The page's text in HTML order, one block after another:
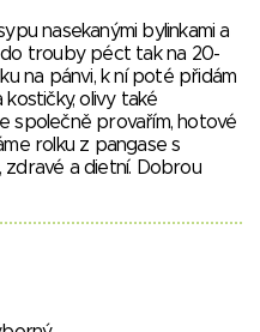
nasekanými bylinkami a
do trouby péct tak na 20-
na pánvi, k ní poté přidám
kostičky, olivy také
společně provařím, hotové
rolku z pangase s
zdravé a dietní. Dobrou